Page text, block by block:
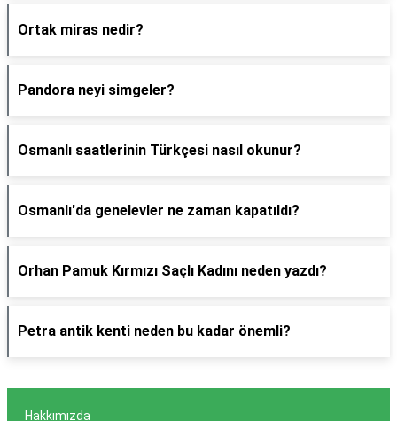
Ortak miras nedir?
Pandora neyi simgeler?
Osmanlı saatlerinin Türkçesi nasıl okunur?
Osmanlı'da genelevler ne zaman kapatıldı?
Orhan Pamuk Kırmızı Saçlı Kadını neden yazdı?
Petra antik kenti neden bu kadar önemli?
Hakkımızda